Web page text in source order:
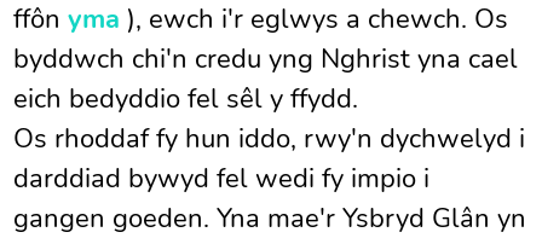
ffônyma ), ewch i'r eglwys a chewch. Os
byddwch chi'n credu yng Nghrist yna cael
eich bedyddio fel sêl y ffydd.
Os rhoddaf fy hun iddo, rwy'n dychwelyd i
darddiad bywyd fel wedi fy impio i
gangen goeden. Yna mae'r Ysbryd Glân yn